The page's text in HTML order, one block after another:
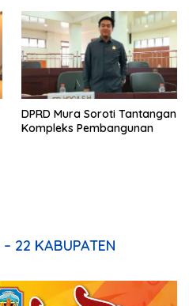
DPRD Mura Soroti Tantangan
Kompleks Pembangunan
22 KABUPATEN